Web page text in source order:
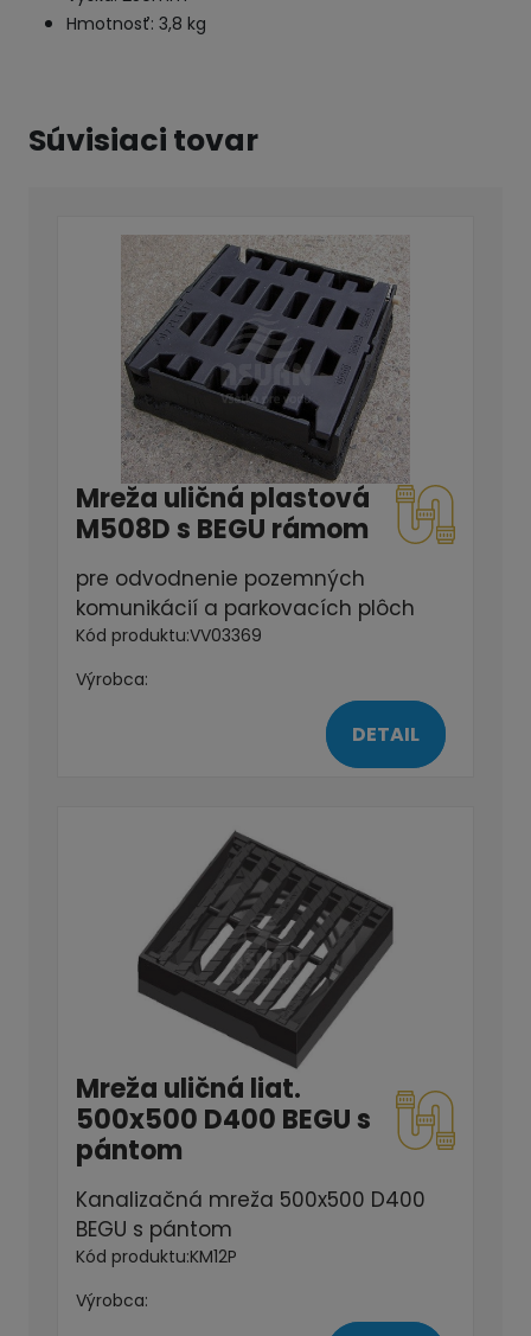
Hmotnosť: 3,8 kg
Súvisiaci tovar
Mreža uličná plastová
M508D s BEGU rámom
pre odvodnenie pozemných
komunikácií a parkovacích plôch
Kód produktu:VV03369
Výrobca:
DETAIL
Mreža uličná liat.
500x500 D400 BEGU s
pántom
Kanalizačná mreža 500x500 D400
BEGU s pántom
Kód produktu:KM12P
Výrobca: